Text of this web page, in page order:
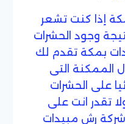
إذا كنت تشعر
وجود الحشرات
بمكة تقدم لك
الممكنة التى
على الحشرات
تقدر انت على
شركة رش مبيدات